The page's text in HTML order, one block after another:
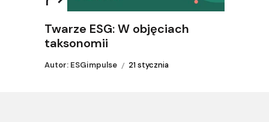
Twarze ESG: W objęciach
taksonomii
Autor: ESGimpulse 21 stycznia